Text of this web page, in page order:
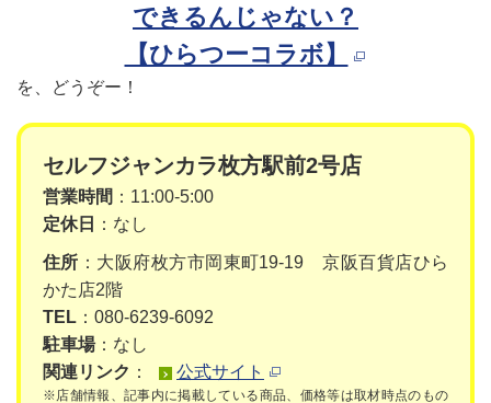
できるんじゃない？
【ひらつーコラボ】
を、どうぞー！
セルフジャンカラ枚方駅前2号店
営業時間 ：11:00-5:00
定休日 ：なし
住所 ：大阪府枚方市岡東町19-19 京阪百貨店ひら
かた店2階
TEL ：080-6239-6092
駐車場：なし
関連リンク ： 公式サイト
※店舗情報、記事内に掲載している商品、価格等は取材時点のもの